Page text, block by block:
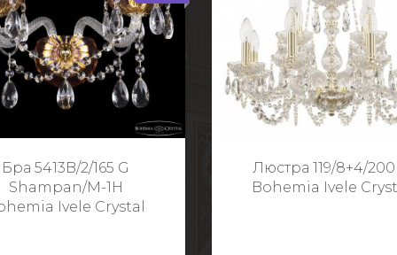
Бра 5413B/2/165 G
Shampan/M-1H
Ivele Crystal
Тип: Хрустальные
арматуры: Золото/
Кол-во ламп: 2
Ширина: 35 см
Люстра 119/8+4/200
Bohemia Ivele
Тип: Стеклянный рожок
Цвет арматуры:
Кол-во ламп:
Диаметр: 58